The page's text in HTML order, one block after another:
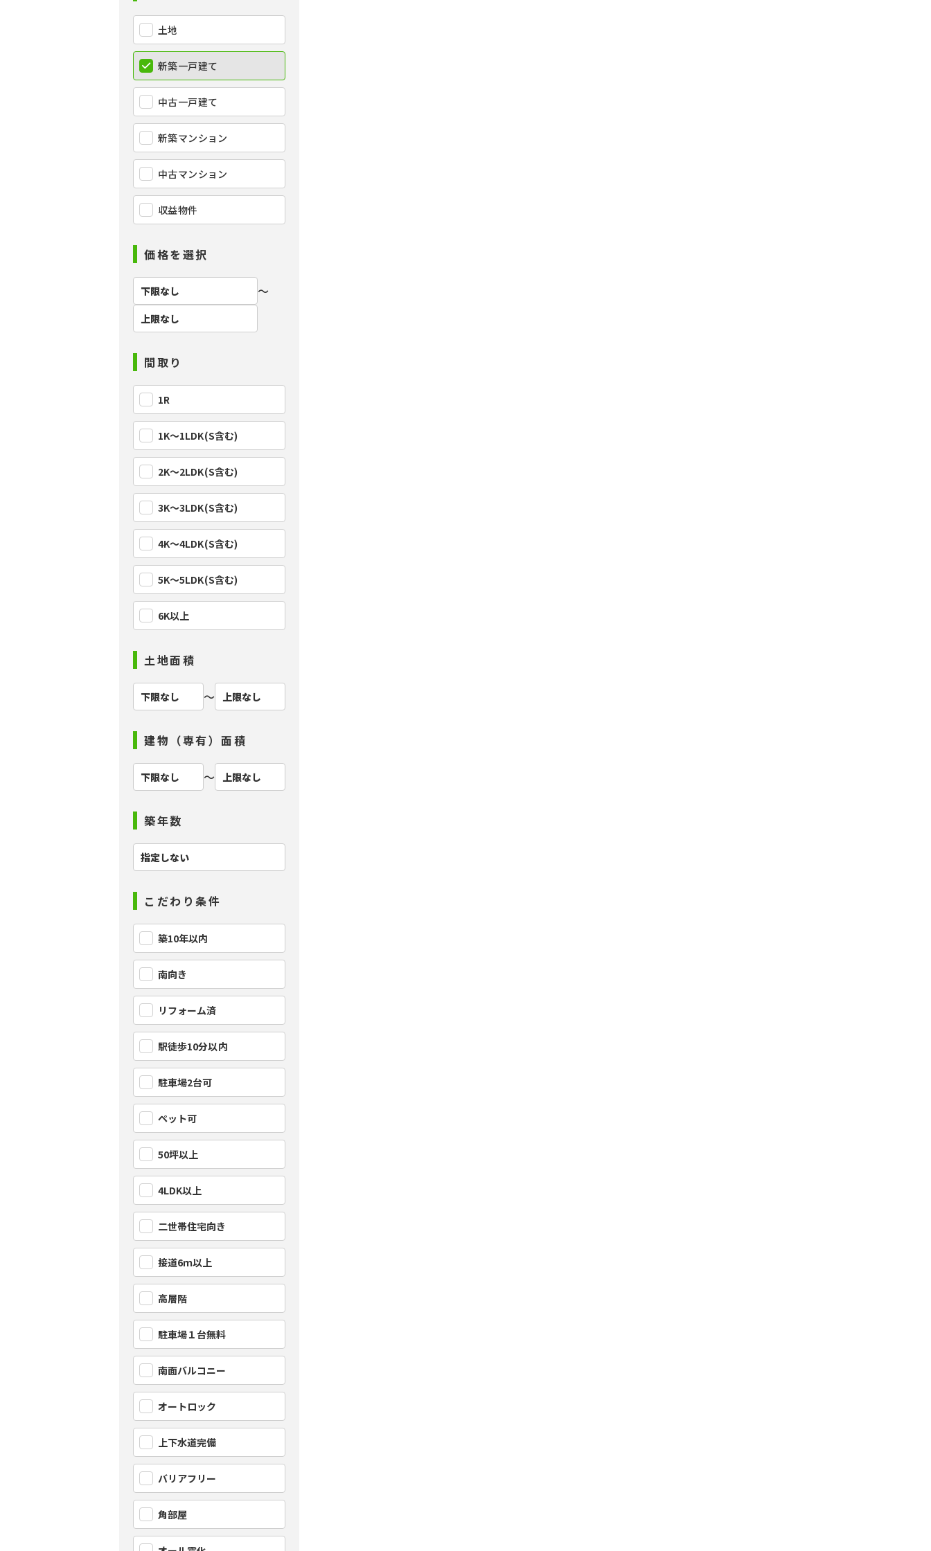
土地
新築一戸建て
中古一戸建て
新築マンション
中古マンション
収益物件
価格を選択
〜
間取り
1R
1K〜1LDK(S含む)
2K〜2LDK(S含む)
3K〜3LDK(S含む)
4K〜4LDK(S含む)
5K〜5LDK(S含む)
6K以上
土地面積
〜
建物（専有）面積
〜
築年数
こだわり条件
築10年以内
南向き
リフォーム済
駅徒歩10分以内
駐車場2台可
ペット可
50坪以上
4LDK以上
二世帯住宅向き
接道6ｍ以上
高層階
駐車場１台無料
南面バルコニー
オートロック
上下水道完備
バリアフリー
角部屋